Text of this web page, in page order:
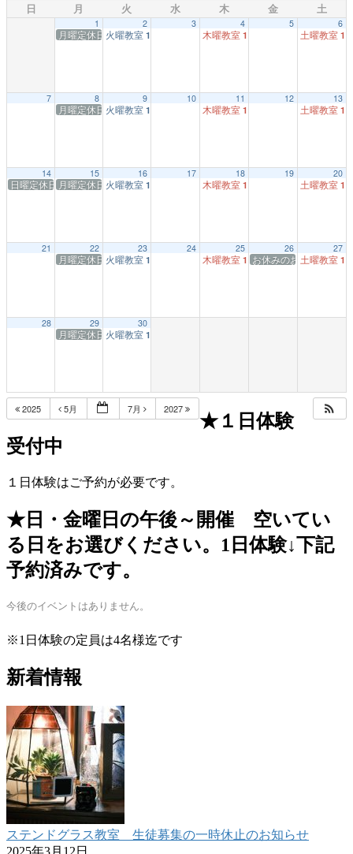
日 月 火 水 木 金 土
1
月曜定休日
2
火曜教室 1:00 PM
3 4
木曜教室 1:00 PM
5 6
土曜教室
7 8
月曜定休日
9
火曜教室 1:00 PM
10 11
木曜教室 1:00 PM
12 13
土曜教室
14
日曜定休日
15
月曜定休日
16
火曜教室 1:00 PM
17 18
木曜教室 1:00 PM
19 20
土曜教室
21 22
月曜定休日
23
火曜教室 1:00 PM
24 25
木曜教室 1:00 PM
26
お休みのお知らせ★毎
27
土曜教室
28 29
月曜定休日
30
火曜教室 1:00 PM
2025 5月 7月 2027
★１日体験
受付中
１日体験はご予約が必要です。
★日・金曜日の午後～開催 空いてい
る日をお選びください。1日体験↓下記
予約済みです。
今後のイベントはありません。
※1日体験の定員は4名様迄です
新着情報
ステンドグラス教室 生徒募集の一時休止のお知らせ
2025年3月12日